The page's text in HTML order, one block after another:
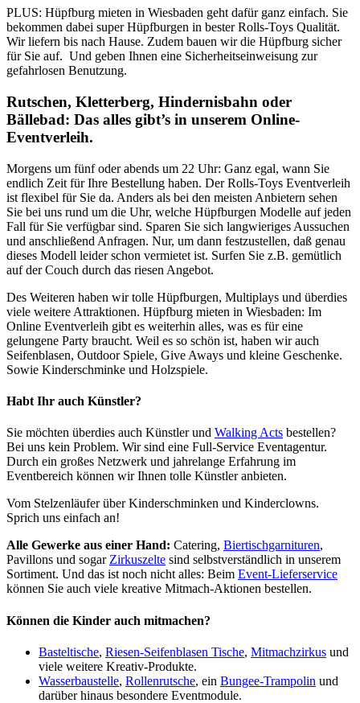
PLUS: Hüpfburg mieten in Wiesbaden geht dafür ganz einfach. Sie
bekommen dabei super Hüpfburgen in bester Rolls-Toys Qualität.
Wir liefern bis nach Hause. Zudem bauen wir die Hüpfburg sicher
für Sie auf. Und geben Ihnen eine Sicherheitseinweisung zur
gefahrlosen Benutzung.
Rutschen, Kletterberg, Hindernisbahn oder
Bällebad: Das alles gibt’s in unserem Online-
Eventverleih.
Morgens um fünf oder abends um 22 Uhr: Ganz egal, wann Sie
endlich Zeit für Ihre Bestellung haben. Der Rolls-Toys Eventverleih
ist flexibel für Sie da. Anders als bei den meisten Anbietern sehen
Sie bei uns rund um die Uhr, welche Hüpfburgen Modelle auf jeden
Fall für Sie verfügbar sind. Sparen Sie sich langwieriges Aussuchen
und anschließend Anfragen. Nur, um dann festzustellen, daß genau
dieses Modell leider schon vermietet ist. Surfen Sie z.B. gemütlich
auf der Couch durch das riesen Angebot.
Des Weiteren haben wir tolle Hüpfburgen, Multiplays und überdies
viele weitere Attraktionen. Hüpfburg mieten in Wiesbaden: Im
Online Eventverleih gibt es weiterhin alles, was es für eine
gelungene Party braucht. Weil es so schön ist, haben wir auch
Seifenblasen, Outdoor Spiele, Give Aways und kleine Geschenke.
Sowie Kinderschminke und Holzspiele.
Habt Ihr auch Künstler?
Sie möchten überdies auch Künstler und Walking Acts bestellen?
Bei uns kein Problem. Wir sind eine Full-Service Eventagentur.
Durch ein großes Netzwerk und jahrelange Erfahrung im
Eventbereich können wir Ihnen tolle Künstler anbieten.
Vom Stelzenläufer über Kinderschminken und Kinderclowns.
Sprich uns einfach an!
Alle Gewerke aus einer Hand: Catering, Biertischgarnituren,
Pavillons und sogarZirkuszelte sind selbstverständlich in unserem
Sortiment. Und das ist noch nicht alles: Beim Event-Lieferservice
können Sie auch viele kreative Mitmach-Aktionen bestellen.
Können die Kinder auch mitmachen?
Basteltische, Riesen-Seifenblasen Tische, Mitmachzirkus und
viele weitere Kreativ-Produkte.
Wasserbaustelle, Rollenrutsche, ein Bungee-Trampolin und
darüber hinaus besondere Eventmodule.